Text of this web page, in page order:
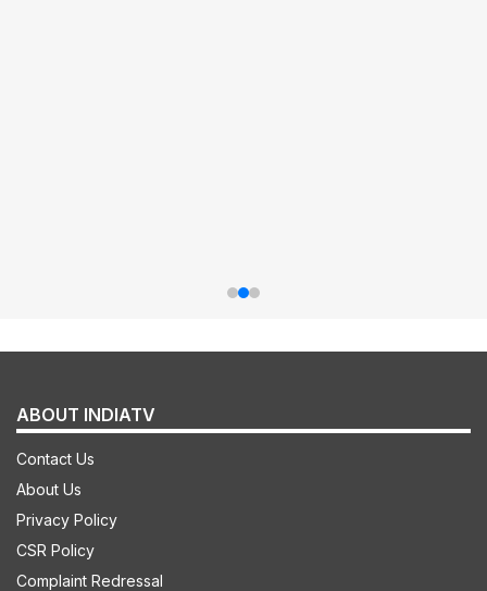
ABOUT INDIATV
Contact Us
About Us
Privacy Policy
CSR Policy
Complaint Redressal